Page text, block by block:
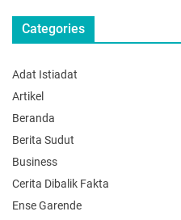
Categories
Adat Istiadat
Artikel
Beranda
Berita Sudut
Business
Cerita Dibalik Fakta
Ense Garende